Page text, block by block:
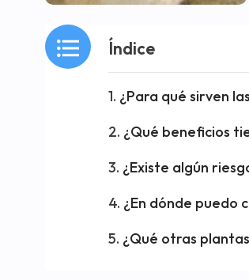
Índice
¿Para qué sirven
¿Qué beneficios
¿Existe algún
¿En dónde puedo
¿Qué otras